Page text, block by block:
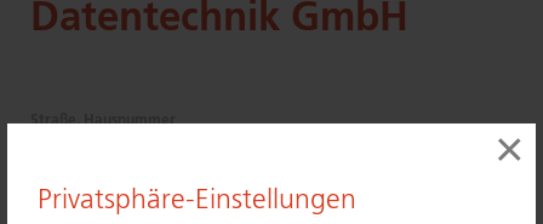
Privatsphäre-Einstellungen
×
Datentechnik GmbH
Straße, Hausnummer
Postleitzahl
89518